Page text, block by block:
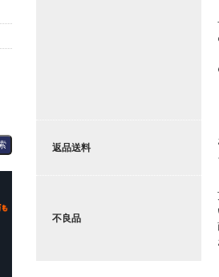
返品送料
不良品